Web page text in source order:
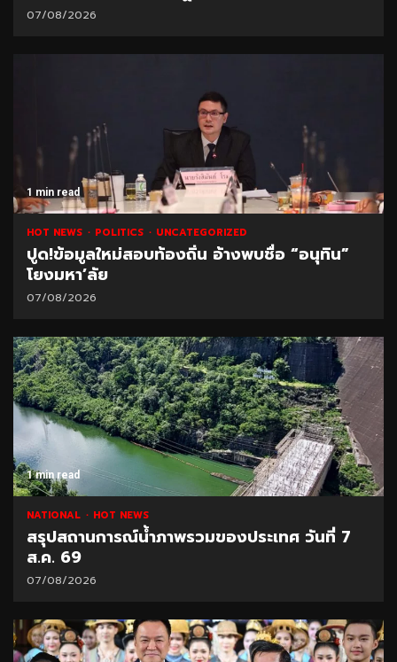
07/08/2026
1 min read
HOT NEWS POLITICS UNCATEGORIZED
ปูด!ข้อมูลใหม่สอบท้องถิ่น อ้างพบชื่อ “อนุทิน”
โยงมหา’ลัย
07/08/2026
1 min read
NATIONAL HOT NEWS
สรุปสถานการณ์น้ำภาพรวมของประเทศ วันที่ 7
ส.ค. 69
07/08/2026